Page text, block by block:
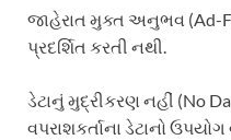
જાહેરાત મુક્ત અનુભવ (Ad-
પ્રદર્શિત કરતી નથી.
ડેટાનું મુદ્રીકરણ નહીં (No
વપરાશકર્તાના ડેટાનો